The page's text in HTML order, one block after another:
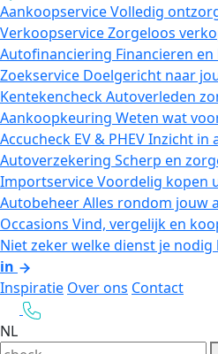
AankoopserviceVolledig
VerkoopserviceZorgeloos
Autofinanciering Financieren
Zoekservice Doelgericht naar
KentekencheckAutoverleden
Aankoopkeuring Weten wat
Accucheck EV & PHEVInzicht in
Autoverzekering Scherp en
ImportserviceVoordelig kopen
AutobeheerAlles rondom jouw
Occasions Vind, vergelijk en
Niet zeker welke dienst je nodig
in
Inspiratie Over ons Contact
NL